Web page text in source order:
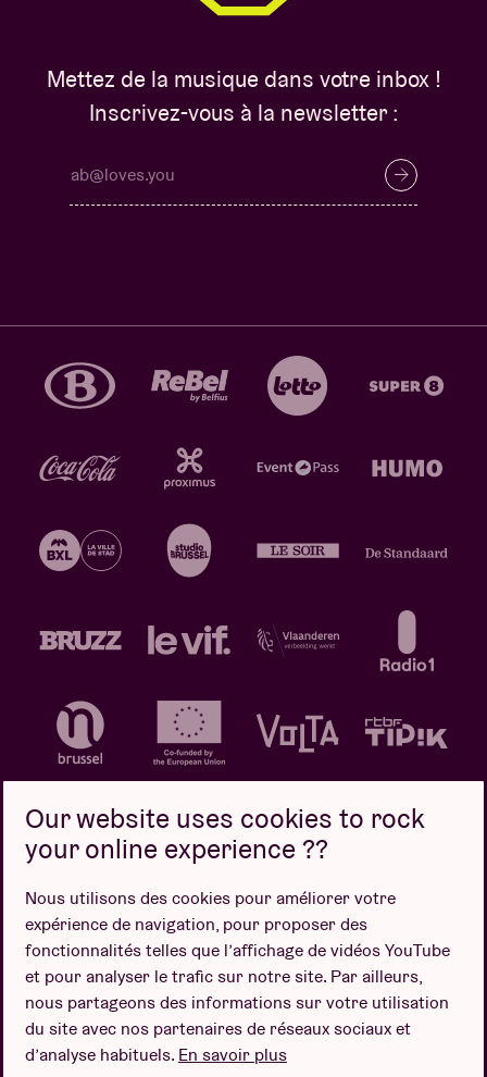
Mettez de la musique dans votre inbox !
Inscrivez-vous à la newsletter :
Politique de confidentialité
Politique de cookies
Conditions de vente
Design par
Our website uses cookies to rock
your online experience ??
Nous utilisons des cookies pour améliorer votre
expérience de navigation, pour proposer des
fonctionnalités telles que l’affichage de vidéos YouTube
et pour analyser le trafic sur notre site. Par ailleurs,
nous partageons des informations sur votre utilisation
du site avec nos partenaires de réseaux sociaux et
d’analyse habituels. En savoir plus